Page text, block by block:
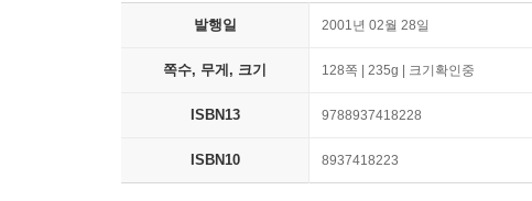
발행일 2001년 02월 28일
쪽수, 무게, 크기 128쪽 | 235g | 크기확인중
ISBN13 9788937418228
ISBN10 8937418223